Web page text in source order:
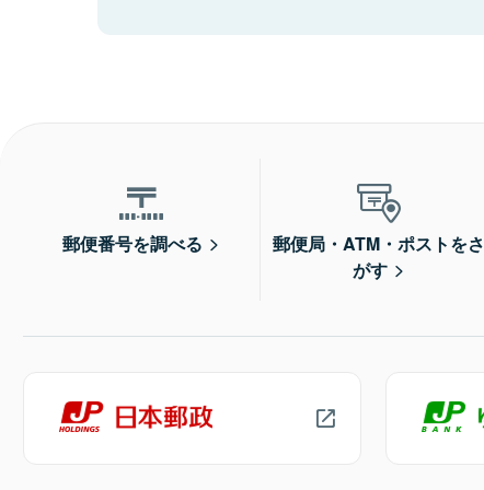
郵便番号を調べる
郵便局・ATM・ポストをさ
がす